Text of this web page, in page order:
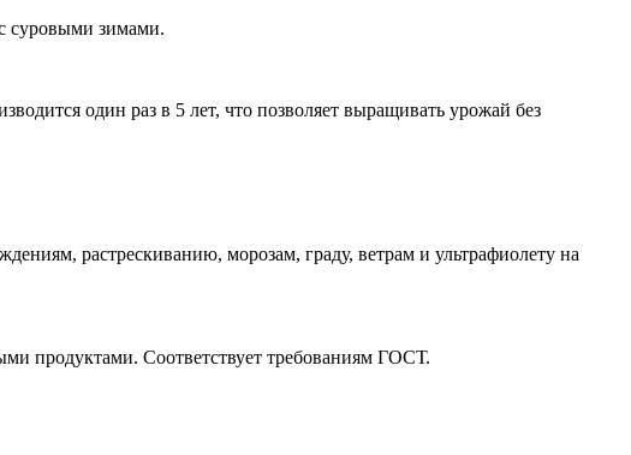
суровыми зимами.
один раз в 5 лет, что позволяет выращивать урожай без
растрескиванию, морозам, граду, ветрам и ультрафиолету на
продуктами. Соответствует требованиям ГОСТ.